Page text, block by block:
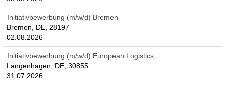
Initiativbewerbung (m/w/d) Bremen
Bremen, DE, 28197
02.08.2026
Initiativbewerbung (m/w/d) European Logistics
Langenhagen, DE, 30855
31.07.2026